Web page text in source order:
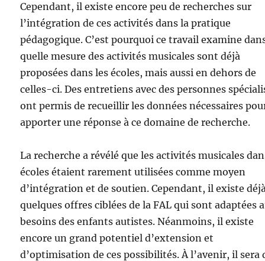
Cependant, il existe encore peu de recherches sur
l’intégration de ces activités dans la pratique
pédagogique. C’est pourquoi ce travail examine
quelle mesure des activités musicales sont déjà
proposées dans les écoles, mais aussi en dehors de
celles-ci. Des entretiens avec des personnes
ont permis de recueillir les données nécessaires
apporter une réponse à ce domaine de recherche.
La recherche a révélé que les activités musicales
écoles étaient rarement utilisées comme moyen
d’intégration et de soutien. Cependant, il existe
quelques offres ciblées de la FAL qui sont adaptées
besoins des enfants autistes. Néanmoins, il existe
encore un grand potentiel d’extension et
d’optimisation de ces possibilités. À l’avenir, il sera